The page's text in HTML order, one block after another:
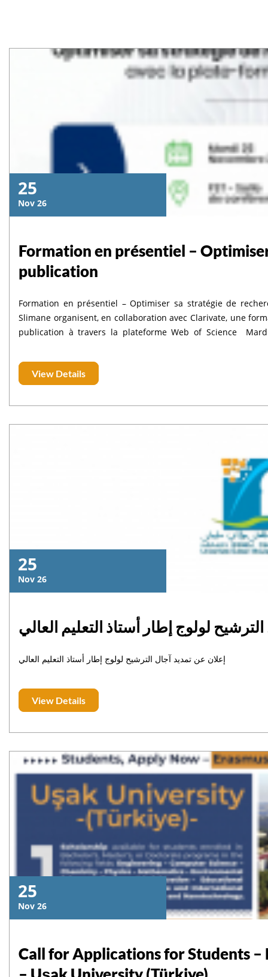
25
Nov 26
Formation en présentiel –
publication
Formation en présentiel – Optimiser sa stratégie de recherche et de publication Le
Slimane organisent, en collaboration avec Clarivate, une
publication à travers la plateforme Web of Science Mardi 25 novembre 2025 09h00 – 12h00 (GMT+1) FST – Salle de
View Details
25
Nov 26
إعلان عن تمديد آجال الترشيح لولوج إطار أستاذ التعليم العالي
View Details
25
Nov 26
Call for Applications for Students